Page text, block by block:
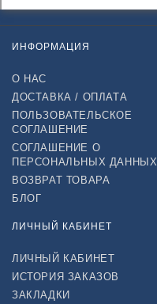
ИНФОРМАЦИЯ
О НАС
ДОСТАВКА / ОПЛАТА
ПОЛЬЗОВАТЕЛЬСКОЕ
СОГЛАШЕНИЕ
СОГЛАШЕНИЕ О
ПЕРСОНАЛЬНЫХ ДАННЫХ
ВОЗВРАТ ТОВАРА
БЛОГ
ЛИЧНЫЙ КАБИНЕТ
ЛИЧНЫЙ КАБИНЕТ
ИСТОРИЯ ЗАКАЗОВ
ЗАКЛАДКИ